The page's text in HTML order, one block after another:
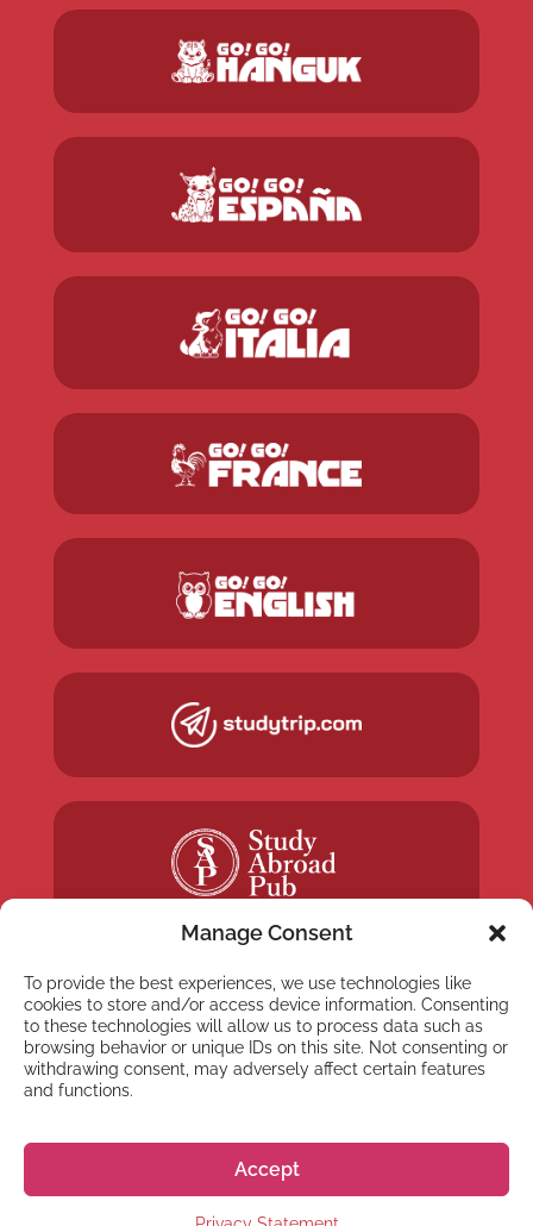
Manage Consent
To provide the best experiences, we use technologies like
cookies to store and/or access device information. Consenting
to these technologies will allow us to process data such as
browsing behavior or unique IDs on this site. Not consenting or
withdrawing consent, may adversely affect certain features
and functions.
Accept
NEWSLETTER
Abonnez-vous à notre